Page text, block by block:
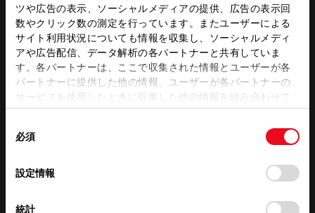
ツや広告の表示、ソーシャルメディアの提供、広告の表示回
数やクリック数の測定を行っています。またユーザーによる
サイト利用状況についても情報を収集し、ソーシャルメディ
アや広告配信、データ解析の各パートナーと共有していま
す。各パートナーは、ここで収集された情報とユーザーが各
パートナーに提供した他の情報、ユーザーが各パートナーの
サービスを使用したときに収集した他の情報を組み合わせて
使用することがあります。当ウェブサイトの使用を続行する
デバイスにすべてのCookie(クッキー)が保存されることに同
意したことになります。Cookie(クッキー)のオプトアウト、
設定の変更、同意を撤回したりするにあたっては、当社の
必須
設定情報
統計
WiFi フリードリンク
各種損害保険
営業日カレンダー